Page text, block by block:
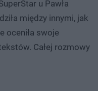
u Pawła
między innymi, jak
oceniła swoje
Całej rozmowy